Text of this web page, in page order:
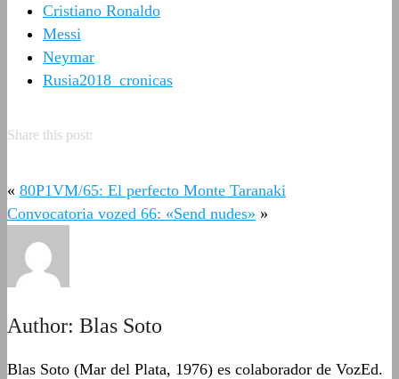
Cristiano Ronaldo
Messi
Neymar
Rusia2018_cronicas
Share this post:
« 80P1VM/65: El perfecto Monte Taranaki
Convocatoria vozed 66: «Send nudes» »
Author: Blas Soto
Blas Soto (Mar del Plata, 1976) es colaborador de VozEd.